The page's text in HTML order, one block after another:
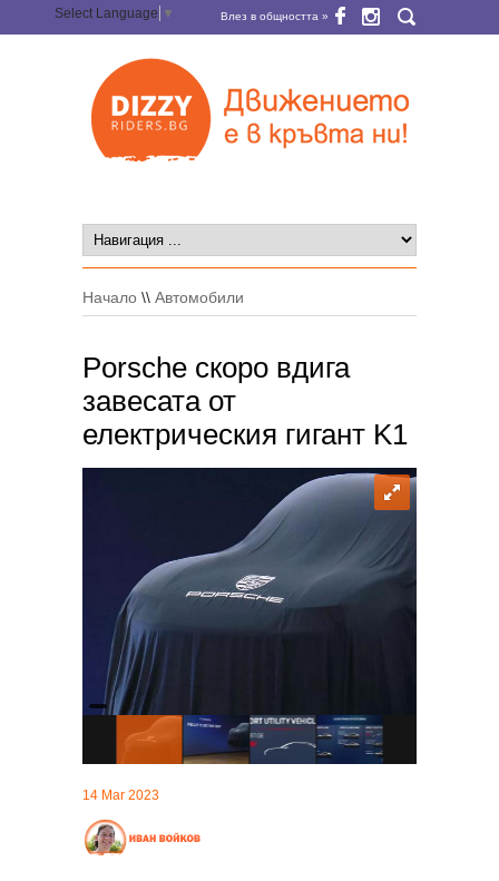
Select Language ▼ Влез в общността »
Начало \\ Автомобили
Porsche скоро вдига
завесата от
електрическия гигант K1
14 Mar 2023